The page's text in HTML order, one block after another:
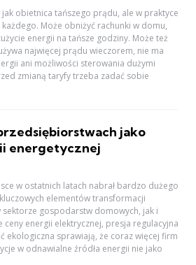
obietnica tańszego prądu, ale w praktyce
Może obniżyć rachunki w domu,
energii na tańsze godziny. Może też
najwięcej prądu wieczorem, nie ma
ani możliwości sterowania dużymi
zmianą taryfy trzeba zadać sobie
jako
energetycznej
w ostatnich latach nabrał bardzo dużego
elementów transformacji
gospodarstw domowych, jak i
ceny energii elektrycznej, presja regulacyjna
ekologiczna sprawiają, że coraz więcej firm
w odnawialne źródła energii nie jako